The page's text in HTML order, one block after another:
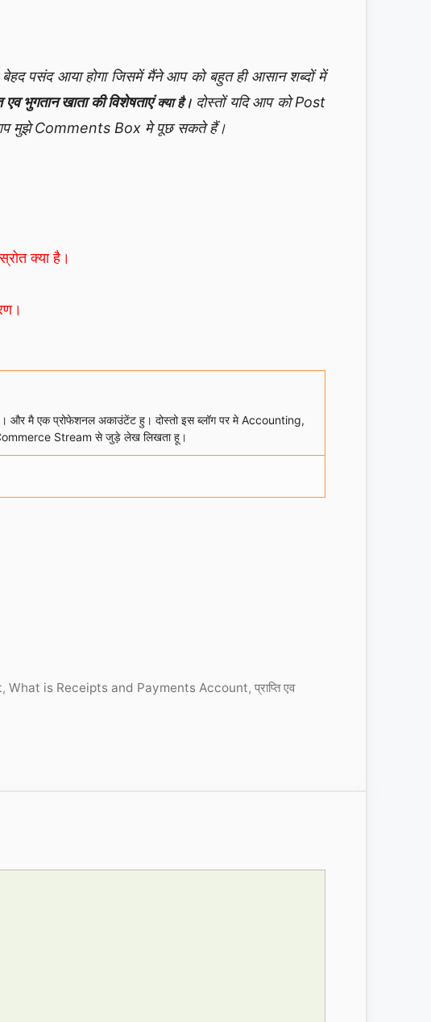
पसंद आया होगा जिसमें मैंने आप को बहुत ही आसान शब्दों में
एव भुगतान खाता की विशेषताएंक्या है। दोस्तों यदि आप को Post
आप मुझे Comments Box मे पूछ सकते हैं।
क्या है।
है। और मै एक प्रोफेशनल अकाउंटेंट हु। दोस्तो इस ब्लॉग पर मे Accounting,
Stream से जुड़े लेख लिखता हू।
, What is Receipts and Payments Account, प्राप्ति एव